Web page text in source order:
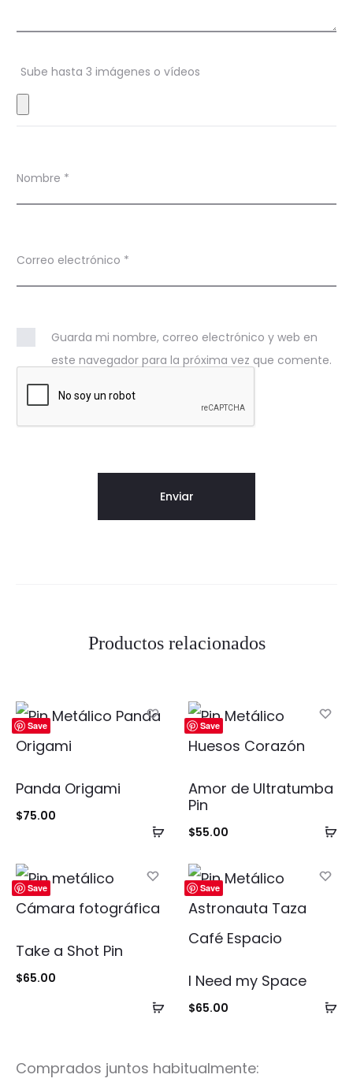
o
e
s
Sube hasta 3 imágenes o vídeos
Nombre *
Correo electrónico *
Guarda mi nombre, correo electrónico y web en
este navegador para la próxima vez que comente.
Productos relacionados
Save
Añadir
carrito
Panda Origami
$75.00
Save
Amor de Ultratumba
Pin
$55.00
Save
Añadir
Take a Shot Pin
$65.00
Save
I Need my Space
$65.00
Comprados juntos habitualmente: